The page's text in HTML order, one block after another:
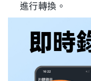
進行轉換。